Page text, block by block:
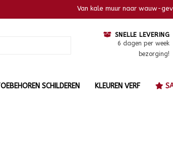
Van kale muur naar wauw-
SNELLE LEVERING
6 dagen per week
bezorging!
SCHILDEREN KLEUREN VERF